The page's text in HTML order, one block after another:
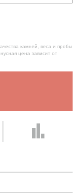
камней, веса и пробы
цена зависит от